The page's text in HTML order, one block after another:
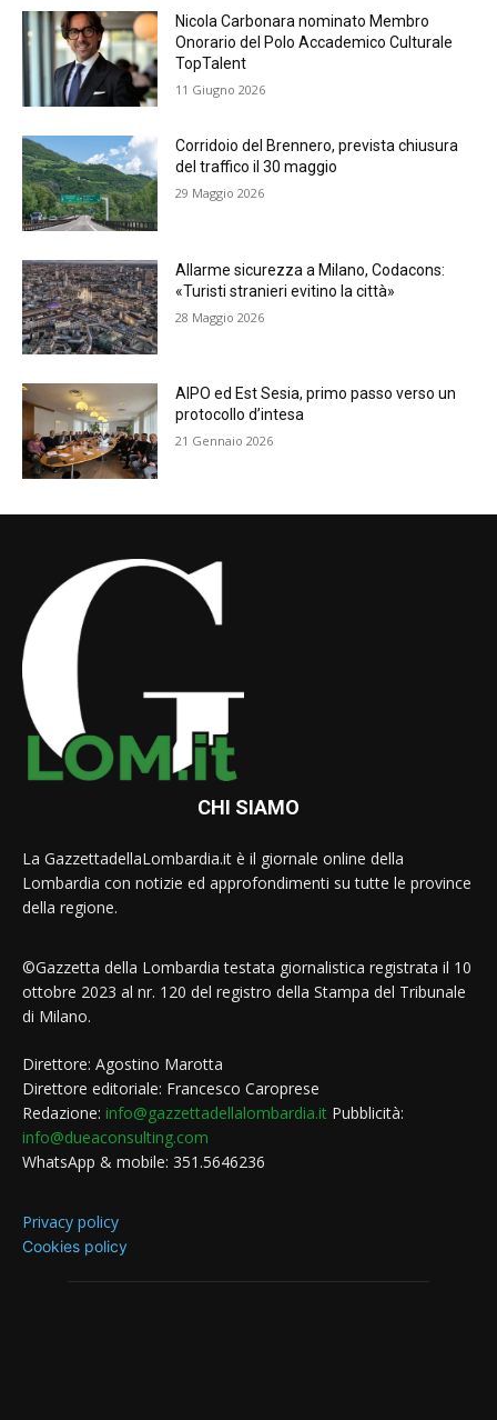
Nicola Carbonara nominato Membro
Onorario del Polo Accademico Culturale
TopTalent
11 Giugno 2026
Corridoio del Brennero, prevista chiusura
del traffico il 30 maggio
29 Maggio 2026
Allarme sicurezza a Milano, Codacons:
«Turisti stranieri evitino la città»
28 Maggio 2026
AIPO ed Est Sesia, primo passo verso un
protocollo d’intesa
21 Gennaio 2026
CHI SIAMO
La GazzettadellaLombardia.it è il giornale online della
Lombardia con notizie ed approfondimenti su tutte le province
della regione.
©Gazzetta della Lombardia testata giornalistica registrata il 10
ottobre 2023 al nr. 120 del registro della Stampa del Tribunale
di Milano.
Direttore: Agostino Marotta
Direttore editoriale: Francesco Caroprese
Redazione: info@gazzettadellalombardia.it Pubblicità:
info@dueaconsulting.com
WhatsApp & mobile: 351.5646236
Privacy policy
Cookies policy